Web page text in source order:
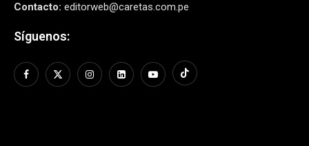
Contacto: editorweb@caretas.com.pe
Síguenos: